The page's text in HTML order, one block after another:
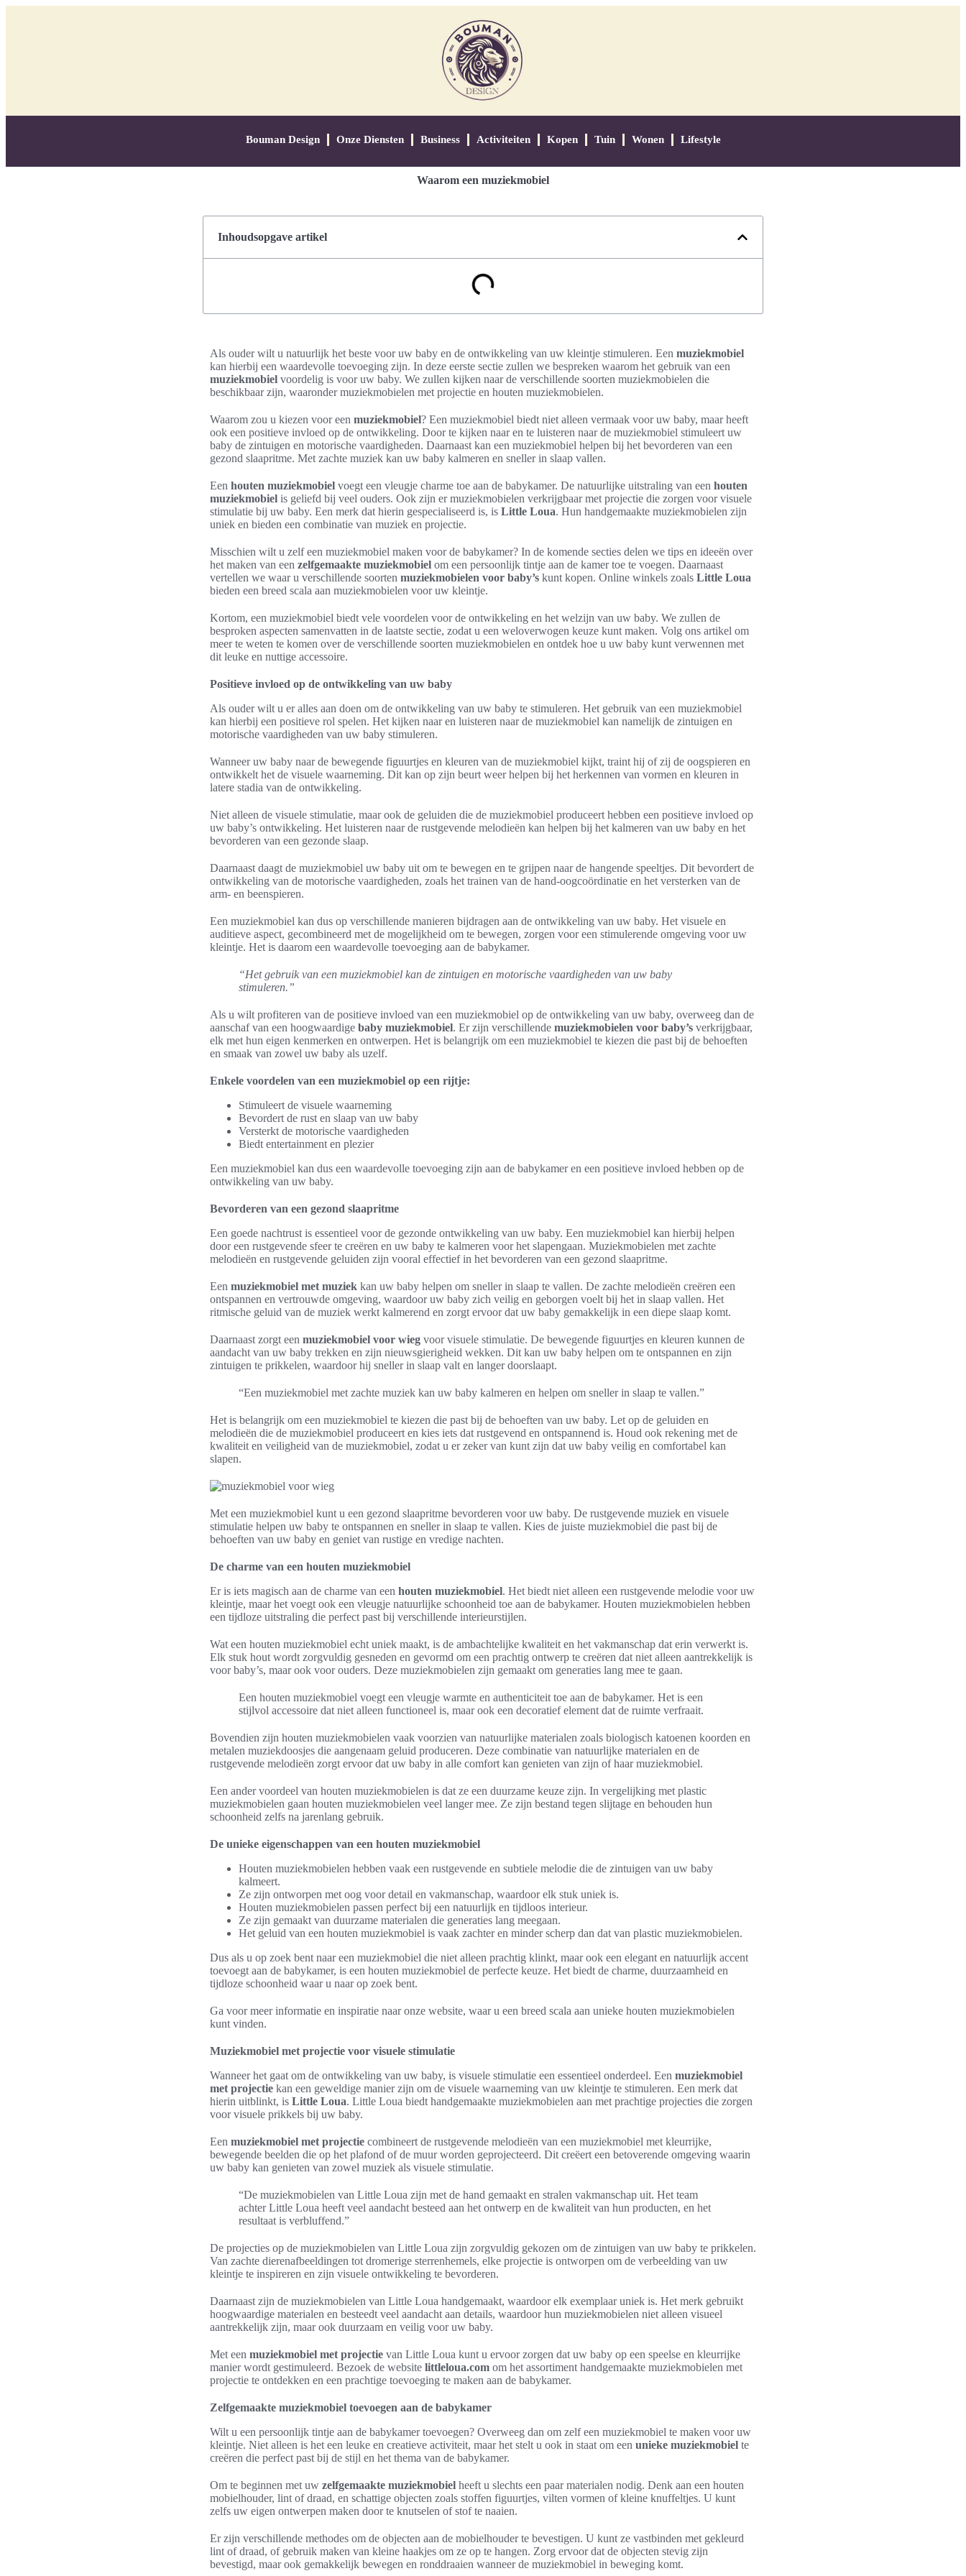
Bouman Design Onze Diensten Business Activiteiten Kopen Tuin Wonen Lifestyle
Waarom een muziekmobiel
Inhoudsopgave artikel
Als ouder wilt u natuurlijk het beste voor uw baby en de ontwikkeling van uw kleintje stimuleren. Een muziekmobiel
kan hierbij een waardevolle toevoeging zijn. In deze eerste sectie zullen we bespreken waarom het gebruik van een
muziekmobiel voordelig is voor uw baby. We zullen kijken naar de verschillende soorten muziekmobielen die
beschikbaar zijn, waaronder muziekmobielen met projectie en houten muziekmobielen.
Waarom zou u kiezen voor een muziekmobiel? Een muziekmobiel biedt niet alleen vermaak voor uw baby, maar heeft
ook een positieve invloed op de ontwikkeling. Door te kijken naar en te luisteren naar de muziekmobiel stimuleert uw
baby de zintuigen en motorische vaardigheden. Daarnaast kan een muziekmobiel helpen bij het bevorderen van een
gezond slaapritme. Met zachte muziek kan uw baby kalmeren en sneller in slaap vallen.
Een houten muziekmobiel voegt een vleugje charme toe aan de babykamer. De natuurlijke uitstraling van een houten
muziekmobiel is geliefd bij veel ouders. Ook zijn er muziekmobielen verkrijgbaar met projectie die zorgen voor visuele
stimulatie bij uw baby. Een merk dat hierin gespecialiseerd is, is Little Loua. Hun handgemaakte muziekmobielen zijn
uniek en bieden een combinatie van muziek en projectie.
Misschien wilt u zelf een muziekmobiel maken voor de babykamer? In de komende secties delen we tips en ideeën over
het maken van een zelfgemaakte muziekmobiel om een persoonlijk tintje aan de kamer toe te voegen. Daarnaast
vertellen we waar u verschillende soorten muziekmobielen voor baby’s kunt kopen. Online winkels zoals Little Loua
bieden een breed scala aan muziekmobielen voor uw kleintje.
Kortom, een muziekmobiel biedt vele voordelen voor de ontwikkeling en het welzijn van uw baby. We zullen de
besproken aspecten samenvatten in de laatste sectie, zodat u een weloverwogen keuze kunt maken. Volg ons artikel om
meer te weten te komen over de verschillende soorten muziekmobielen en ontdek hoe u uw baby kunt verwennen met
dit leuke en nuttige accessoire.
Positieve invloed op de ontwikkeling van uw baby
Als ouder wilt u er alles aan doen om de ontwikkeling van uw baby te stimuleren. Het gebruik van een muziekmobiel
kan hierbij een positieve rol spelen. Het kijken naar en luisteren naar de muziekmobiel kan namelijk de zintuigen en
motorische vaardigheden van uw baby stimuleren.
Wanneer uw baby naar de bewegende figuurtjes en kleuren van de muziekmobiel kijkt, traint hij of zij de oogspieren en
ontwikkelt het de visuele waarneming. Dit kan op zijn beurt weer helpen bij het herkennen van vormen en kleuren in
latere stadia van de ontwikkeling.
Niet alleen de visuele stimulatie, maar ook de geluiden die de muziekmobiel produceert hebben een positieve invloed op
uw baby’s ontwikkeling. Het luisteren naar de rustgevende melodieën kan helpen bij het kalmeren van uw baby en het
bevorderen van een gezonde slaap.
Daarnaast daagt de muziekmobiel uw baby uit om te bewegen en te grijpen naar de hangende speeltjes. Dit bevordert de
ontwikkeling van de motorische vaardigheden, zoals het trainen van de hand-oogcoördinatie en het versterken van de
arm- en beenspieren.
Een muziekmobiel kan dus op verschillende manieren bijdragen aan de ontwikkeling van uw baby. Het visuele en
auditieve aspect, gecombineerd met de mogelijkheid om te bewegen, zorgen voor een stimulerende omgeving voor uw
kleintje. Het is daarom een waardevolle toevoeging aan de babykamer.
“Het gebruik van een muziekmobiel kan de zintuigen en motorische vaardigheden van uw baby
stimuleren.”
Als u wilt profiteren van de positieve invloed van een muziekmobiel op de ontwikkeling van uw baby, overweeg dan de
aanschaf van een hoogwaardige baby muziekmobiel. Er zijn verschillende muziekmobielen voor baby’s verkrijgbaar,
elk met hun eigen kenmerken en ontwerpen. Het is belangrijk om een muziekmobiel te kiezen die past bij de behoeften
en smaak van zowel uw baby als uzelf.
Enkele voordelen van een muziekmobiel op een rijtje:
Stimuleert de visuele waarneming
Bevordert de rust en slaap van uw baby
Versterkt de motorische vaardigheden
Biedt entertainment en plezier
Een muziekmobiel kan dus een waardevolle toevoeging zijn aan de babykamer en een positieve invloed hebben op de
ontwikkeling van uw baby.
Bevorderen van een gezond slaapritme
Een goede nachtrust is essentieel voor de gezonde ontwikkeling van uw baby. Een muziekmobiel kan hierbij helpen
door een rustgevende sfeer te creëren en uw baby te kalmeren voor het slapengaan. Muziekmobielen met zachte
melodieën en rustgevende geluiden zijn vooral effectief in het bevorderen van een gezond slaapritme.
Een muziekmobiel met muziek kan uw baby helpen om sneller in slaap te vallen. De zachte melodieën creëren een
ontspannen en vertrouwde omgeving, waardoor uw baby zich veilig en geborgen voelt bij het in slaap vallen. Het
ritmische geluid van de muziek werkt kalmerend en zorgt ervoor dat uw baby gemakkelijk in een diepe slaap komt.
Daarnaast zorgt een muziekmobiel voor wieg voor visuele stimulatie. De bewegende figuurtjes en kleuren kunnen de
aandacht van uw baby trekken en zijn nieuwsgierigheid wekken. Dit kan uw baby helpen om te ontspannen en zijn
zintuigen te prikkelen, waardoor hij sneller in slaap valt en langer doorslaapt.
“Een muziekmobiel met zachte muziek kan uw baby kalmeren en helpen om sneller in slaap te vallen.”
Het is belangrijk om een muziekmobiel te kiezen die past bij de behoeften van uw baby. Let op de geluiden en
melodieën die de muziekmobiel produceert en kies iets dat rustgevend en ontspannend is. Houd ook rekening met de
kwaliteit en veiligheid van de muziekmobiel, zodat u er zeker van kunt zijn dat uw baby veilig en comfortabel kan
slapen.
Met een muziekmobiel kunt u een gezond slaapritme bevorderen voor uw baby. De rustgevende muziek en visuele
stimulatie helpen uw baby te ontspannen en sneller in slaap te vallen. Kies de juiste muziekmobiel die past bij de
behoeften van uw baby en geniet van rustige en vredige nachten.
De charme van een houten muziekmobiel
Er is iets magisch aan de charme van een houten muziekmobiel. Het biedt niet alleen een rustgevende melodie voor uw
kleintje, maar het voegt ook een vleugje natuurlijke schoonheid toe aan de babykamer. Houten muziekmobielen hebben
een tijdloze uitstraling die perfect past bij verschillende interieurstijlen.
Wat een houten muziekmobiel echt uniek maakt, is de ambachtelijke kwaliteit en het vakmanschap dat erin verwerkt is.
Elk stuk hout wordt zorgvuldig gesneden en gevormd om een prachtig ontwerp te creëren dat niet alleen aantrekkelijk is
voor baby’s, maar ook voor ouders. Deze muziekmobielen zijn gemaakt om generaties lang mee te gaan.
Een houten muziekmobiel voegt een vleugje warmte en authenticiteit toe aan de babykamer. Het is een
stijlvol accessoire dat niet alleen functioneel is, maar ook een decoratief element dat de ruimte verfraait.
Bovendien zijn houten muziekmobielen vaak voorzien van natuurlijke materialen zoals biologisch katoenen koorden en
metalen muziekdoosjes die aangenaam geluid produceren. Deze combinatie van natuurlijke materialen en de
rustgevende melodieën zorgt ervoor dat uw baby in alle comfort kan genieten van zijn of haar muziekmobiel.
Een ander voordeel van houten muziekmobielen is dat ze een duurzame keuze zijn. In vergelijking met plastic
muziekmobielen gaan houten muziekmobielen veel langer mee. Ze zijn bestand tegen slijtage en behouden hun
schoonheid zelfs na jarenlang gebruik.
De unieke eigenschappen van een houten muziekmobiel
Houten muziekmobielen hebben vaak een rustgevende en subtiele melodie die de zintuigen van uw baby
kalmeert.
Ze zijn ontworpen met oog voor detail en vakmanschap, waardoor elk stuk uniek is.
Houten muziekmobielen passen perfect bij een natuurlijk en tijdloos interieur.
Ze zijn gemaakt van duurzame materialen die generaties lang meegaan.
Het geluid van een houten muziekmobiel is vaak zachter en minder scherp dan dat van plastic muziekmobielen.
Dus als u op zoek bent naar een muziekmobiel die niet alleen prachtig klinkt, maar ook een elegant en natuurlijk accent
toevoegt aan de babykamer, is een houten muziekmobiel de perfecte keuze. Het biedt de charme, duurzaamheid en
tijdloze schoonheid waar u naar op zoek bent.
Ga voor meer informatie en inspiratie naar onze website, waar u een breed scala aan unieke houten muziekmobielen
kunt vinden.
Muziekmobiel met projectie voor visuele stimulatie
Wanneer het gaat om de ontwikkeling van uw baby, is visuele stimulatie een essentieel onderdeel. Een muziekmobiel
met projectie kan een geweldige manier zijn om de visuele waarneming van uw kleintje te stimuleren. Een merk dat
hierin uitblinkt, is Little Loua. Little Loua biedt handgemaakte muziekmobielen aan met prachtige projecties die zorgen
voor visuele prikkels bij uw baby.
Een muziekmobiel met projectie combineert de rustgevende melodieën van een muziekmobiel met kleurrijke,
bewegende beelden die op het plafond of de muur worden geprojecteerd. Dit creëert een betoverende omgeving waarin
uw baby kan genieten van zowel muziek als visuele stimulatie.
“De muziekmobielen van Little Loua zijn met de hand gemaakt en stralen vakmanschap uit. Het team
achter Little Loua heeft veel aandacht besteed aan het ontwerp en de kwaliteit van hun producten, en het
resultaat is verbluffend.”
De projecties op de muziekmobielen van Little Loua zijn zorgvuldig gekozen om de zintuigen van uw baby te prikkelen.
Van zachte dierenafbeeldingen tot dromerige sterrenhemels, elke projectie is ontworpen om de verbeelding van uw
kleintje te inspireren en zijn visuele ontwikkeling te bevorderen.
Daarnaast zijn de muziekmobielen van Little Loua handgemaakt, waardoor elk exemplaar uniek is. Het merk gebruikt
hoogwaardige materialen en besteedt veel aandacht aan details, waardoor hun muziekmobielen niet alleen visueel
aantrekkelijk zijn, maar ook duurzaam en veilig voor uw baby.
Met een muziekmobiel met projectie van Little Loua kunt u ervoor zorgen dat uw baby op een speelse en kleurrijke
manier wordt gestimuleerd. Bezoek de website littleloua.com om het assortiment handgemaakte muziekmobielen met
projectie te ontdekken en een prachtige toevoeging te maken aan de babykamer.
Zelfgemaakte muziekmobiel toevoegen aan de babykamer
Wilt u een persoonlijk tintje aan de babykamer toevoegen? Overweeg dan om zelf een muziekmobiel te maken voor uw
kleintje. Niet alleen is het een leuke en creatieve activiteit, maar het stelt u ook in staat om een unieke muziekmobiel te
creëren die perfect past bij de stijl en het thema van de babykamer.
Om te beginnen met uw zelfgemaakte muziekmobiel heeft u slechts een paar materialen nodig. Denk aan een houten
mobielhouder, lint of draad, en schattige objecten zoals stoffen figuurtjes, vilten vormen of kleine knuffeltjes. U kunt
zelfs uw eigen ontwerpen maken door te knutselen of stof te naaien.
Er zijn verschillende methodes om de objecten aan de mobielhouder te bevestigen. U kunt ze vastbinden met gekleurd
lint of draad, of gebruik maken van kleine haakjes om ze op te hangen. Zorg ervoor dat de objecten stevig zijn
bevestigd, maar ook gemakkelijk bewegen en ronddraaien wanneer de muziekmobiel in beweging komt.